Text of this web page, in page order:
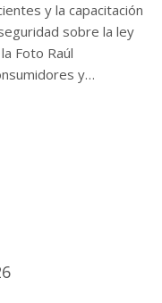
y la capacitación
sobre la ley
Foto Raúl
y…